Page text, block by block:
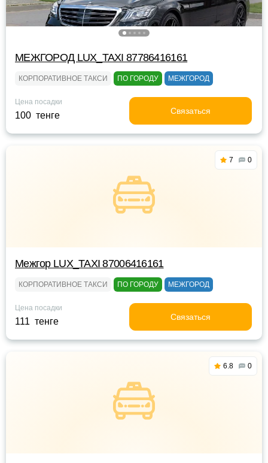
МЕЖГОРОД LUX_TAXI 87786416161
КОРПОРАТИВНОЕ ТАКСИ ПО ГОРОДУ МЕЖГОРОД
Цена посадки
100 тенге Связаться
7 0
Межгор LUX_TAXI 87006416161
КОРПОРАТИВНОЕ ТАКСИ ПО ГОРОДУ МЕЖГОРОД
Цена посадки
111 тенге Связаться
6.8 0